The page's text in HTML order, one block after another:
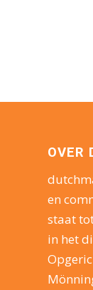
OVER
en
staat
in het